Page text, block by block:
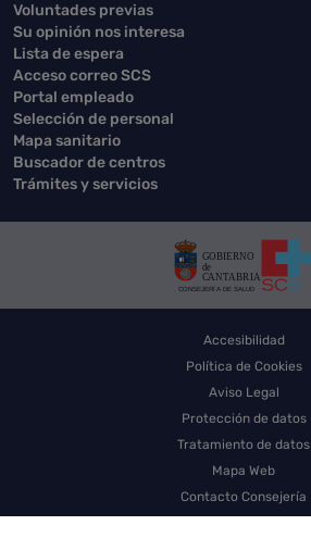
Voluntades previas
Su opinión nos interesa
Lista de espera
Acceso correo SCS
Portal empleado
Selección de personal
Mapa sanitario
Buscador de centros
Trámites y servicios
Accesibilidad
Política de Cookies
Aviso Legal
Protección de datos
Tratamiento de datos
Mapa Web
Contacto Consejería